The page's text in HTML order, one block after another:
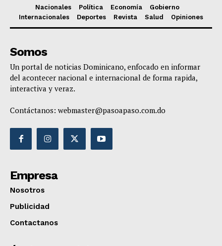
Nacionales Política Economía
Gobierno
Internacionales
Deportes Revista Salud Opiniones
Somos
Un portal de noticias Dominicano, enfocado en informar
del acontecer nacional e internacional de forma rapida,
interactiva y veraz.
Contáctanos: webmaster@pasoapaso.com.do
Empresa
Nosotros
Publicidad
Contactanos